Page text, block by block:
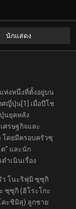
นักแสดง
ห่งหนึ่งที่ตั้งอยู่บน
ศญี่ปุ่น[1] เมื่อปีโช
นยุคหลัง
ศรษฐกิจและ
โดยมีครอบครัวซุ
” และนัก
ำเนินเรื่อง
ว โนะริฟุมิ ซุซุกิ
ซุซุกิ (ฮิโระโกะ
คะชิมิสุ) ลูกชาย